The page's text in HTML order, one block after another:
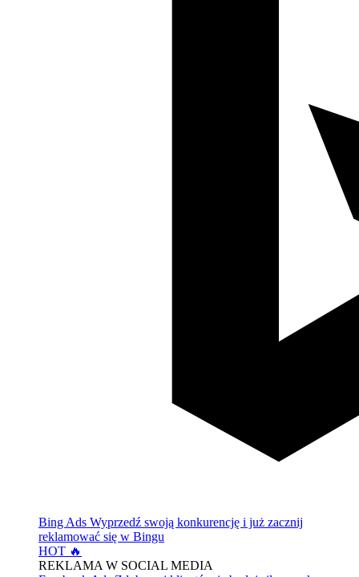
Bing Ads Wyprzedź swoją konkurencję i już zacznij
reklamować się w Bingu
HOT 🔥
REKLAMA W SOCIAL MEDIA